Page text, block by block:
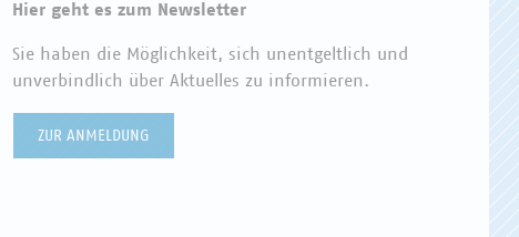
Hier geht es zum Newsletter
Sie haben die Möglichkeit, sich unentgeltlich und
unverbindlich über Aktuelles zu informieren.
ZUR ANMELDUNG